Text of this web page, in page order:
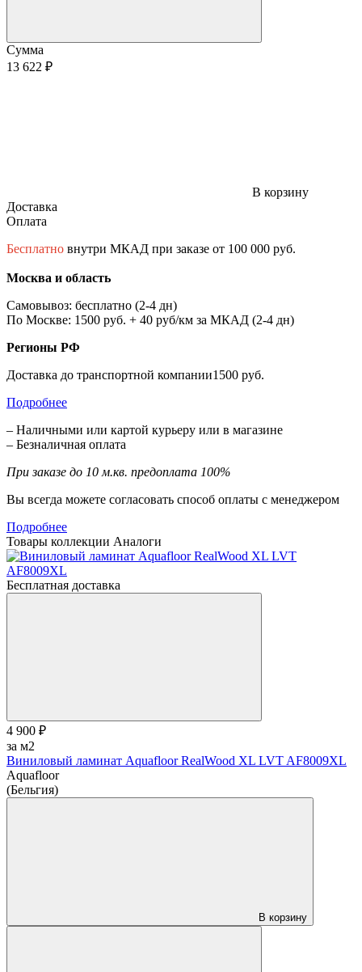
Сумма
13 622 ₽
В корзину
Доставка
Оплата
Бесплатно внутри МКАД при заказе от 100 000 руб.
Москва и область
Самовывоз: бесплатно (2-4 дн)
По Москве: 1500 руб. + 40 руб/км за МКАД (2-4 дн)
Регионы РФ
Доставка до транспортной компании1500 руб.
Подробнее
– Наличными или картой курьеру или в магазине
– Безналичная оплата
При заказе до 10 м.кв. предоплата 100%
Вы всегда можете согласовать способ оплаты с менеджером
Подробнее
Товары коллекции Аналоги
Бесплатная доставка
4 900 ₽
за м2
Виниловый ламинат Aquafloor RealWood XL LVT AF8009XL
Aquafloor
(Бельгия)
В корзину